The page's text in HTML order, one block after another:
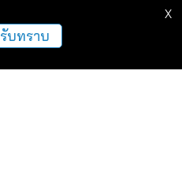
รับทราบ
X